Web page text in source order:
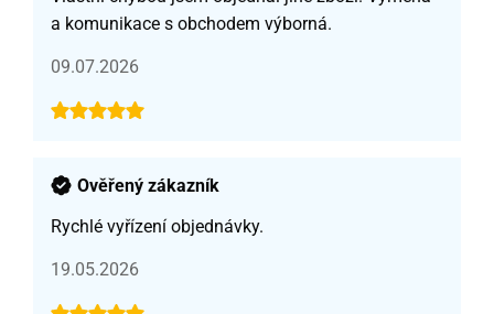
a komunikace s obchodem výborná.
09.07.2026
Ověřený zákazník
Rychlé vyřízení objednávky.
19.05.2026